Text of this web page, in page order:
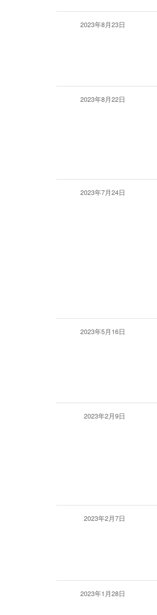
2023年8月23日
2023年8月22日
2023年7月24日
2023年5月16日
2023年2月9日
2023年2月7日
2023年1月28日